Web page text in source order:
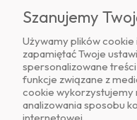
Szanujemy
Używamy plików
zapamiętać Twoje
spersonalizowane
funkcje związane z
cookie wykorzystujemy
analizowania sposobu